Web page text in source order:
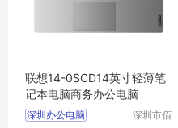
联想14-0SCD14英寸轻薄笔
记本电脑商务办公电脑
深圳办公电脑
深圳市佰